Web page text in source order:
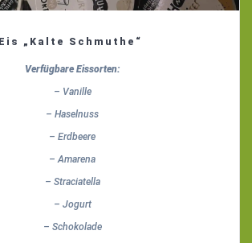
Eis „Kalte Schmuthe“
Verfügbare Eissorten:
– Vanille
– ⁠Haselnuss
– ⁠Erdbeere
– ⁠Amarena
– ⁠Straciatella
– ⁠Jogurt
– ⁠Schokolade